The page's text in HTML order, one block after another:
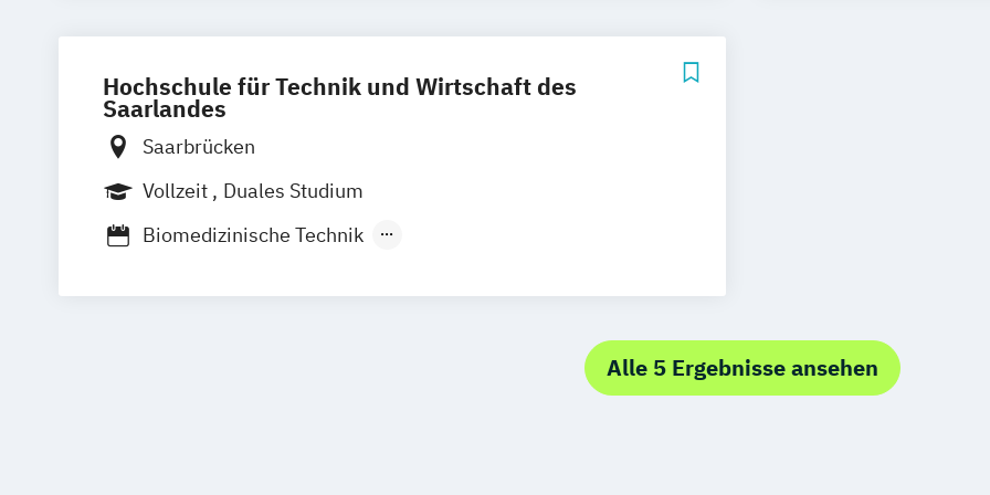
Sozialmanagement
Hochschule für Technik und Wirtschaft des
Saarlandes
Saarbrücken
Vollzeit
Duales Studium
Biomedizinische Technik
Gesundheitswesen
Alle 5 Ergebnisse ansehen